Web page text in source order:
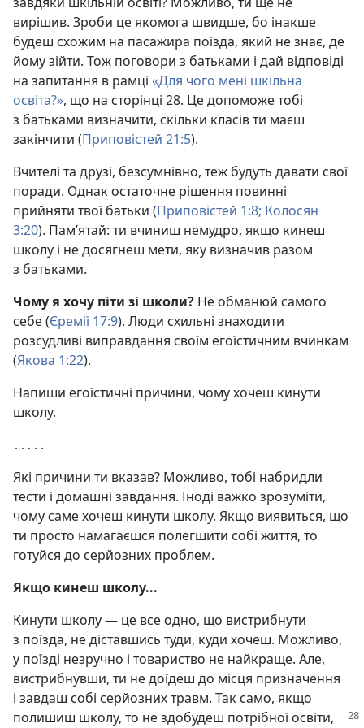
вирішив. Зроби це якомога швидше, бо інакше
будеш схожим на пасажира поїзда, який не знає, де
йому зійти. Тож поговори з батьками і дай відповіді
на запитання в рамці «Для чого мені шкільна
освіта?», що на сторінці 28. Це допоможе тобі
з батьками визначити, скільки класів ти маєш
закінчити (Приповістей 21:5).
Вчителі та друзі, безсумнівно, теж будуть давати свої
поради. Однак остаточне рішення повинні
прийняти твої батьки (Приповістей 1:8; Колосян
3:20). Пам’ятай: ти вчиниш немудро, якщо кинеш
школу і не досягнеш мети, яку визначив разом
з батьками.
Чому я хочу піти зі школи? Не обманюй самого
себе (Єремії 17:9). Люди схильні знаходити
розсудливі виправдання своїм егоїстичним вчинкам
(Якова 1:22).
Напиши егоїстичні причини, чому хочеш кинути
школу.
․․․․․
Які причини ти вказав? Можливо, тобі набридли
тести і домашні завдання. Іноді важко зрозуміти,
чому саме хочеш кинути школу. Якщо виявиться, що
ти просто намагаєшся полегшити собі життя, то
готуйся до серйозних проблем.
Якщо кинеш школу...
Кинути школу — це все одно, що вистрибнути
з поїзда, не діставшись туди, куди хочеш. Можливо,
у поїзді незручно і товариство не найкраще. Але,
вистрибнувши, ти не доїдеш до місця призначення
і завдаш собі серйозних травм. Так само, якщо
полишиш школу, то не здобудеш потрібної освіти,